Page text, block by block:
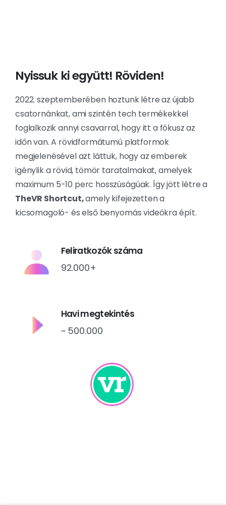
Nyissuk ki együtt! Röviden!
2022. szeptemberében hoztunk létre az újabb
csatornánkat, ami szintén tech termékekkel
foglalkozik annyi csavarral, hogy itt a fókusz az
időn van. A rövidformátumú platformok
megjelenésével azt láttuk, hogy az emberek
igénylik a rövid, tömör taratalmakat, amelyek
maximum 5-10 perc hosszúságúak. Így jött létre a
TheVR Shortcut,amely kifejezetten a
kicsomagoló- és első benyomás videókra épít.
Feliratkozók száma
92.000+
Havi megtekintés
~ 500.000